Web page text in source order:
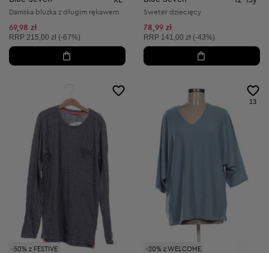
Damska bluzka z długim rękawem
69,98 zł
Cena sugerowana:
RRP 215,00 zł (-67%)
Sweter dziecięcy
78,99 zł
Cena sugerowana:
RRP 141,00 zł (-43%)
-50% z FESTIVE -20% z WELCOME
13